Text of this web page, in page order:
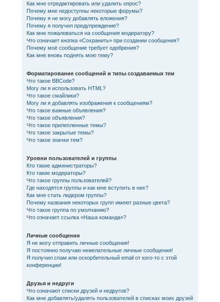
Как мне отредактировать или удалить опрос?
Почему мне недоступны некоторые форумы?
Почему я не могу добавлять вложения?
Почему я получил предупреждение?
Как мне пожаловаться на сообщения модератору?
Что означает кнопка «Сохранить» при создании сообщения?
Почему моё сообщение требует одобрения?
Как мне вновь поднять мою тему?
Форматирование сообщений и типы создаваемых тем
Что такое BBCode?
Могу ли я использовать HTML?
Что такое смайлики?
Могу ли я добавлять изображения к сообщениям?
Что такое важные объявления?
Что такое объявления?
Что такое прилепленные темы?
Что такое закрытые темы?
Что такое значки тем?
Уровни пользователей и группы
Кто такие администраторы?
Кто такие модераторы?
Что такое группы пользователей?
Где находятся группы и как мне вступить в них?
Как мне стать лидером группы?
Почему названия некоторых групп имеют разные цвета?
Что такое группа по умолчанию?
Что означает ссылка «Наша команда»?
Личные сообщения
Я не могу отправить личные сообщения!
Я постоянно получаю нежелательные личные сообщения!
Я получил спам или оскорбительный email от кого-то с этой
конференции!
Друзья и недруги
Что означают списки друзей и недругов?
Как мне добавлять/удалять пользователей в списках моих друзей